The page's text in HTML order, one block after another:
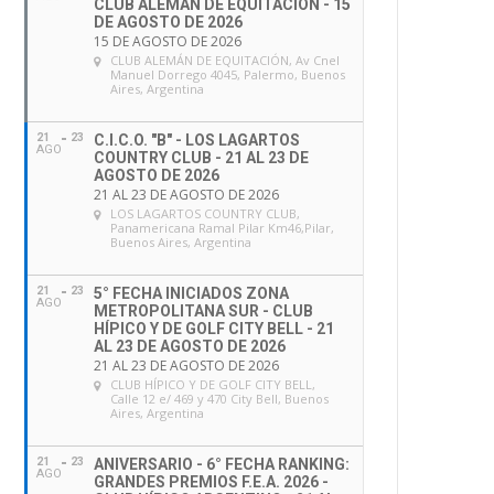
CLUB ALEMÁN DE EQUITACIÓN - 15
DE AGOSTO DE 2026
15 DE AGOSTO DE 2026
CLUB ALEMÁN DE EQUITACIÓN, Av Cnel
Manuel Dorrego 4045, Palermo, Buenos
Aires, Argentina
21
AGO
23
C.I.C.O. "B" - LOS LAGARTOS
COUNTRY CLUB - 21 AL 23 DE
AGOSTO DE 2026
21 AL 23 DE AGOSTO DE 2026
LOS LAGARTOS COUNTRY CLUB,
Panamericana Ramal Pilar Km46,Pilar,
Buenos Aires, Argentina
21
AGO
23
5° FECHA INICIADOS ZONA
METROPOLITANA SUR - CLUB
HÍPICO Y DE GOLF CITY BELL - 21
AL 23 DE AGOSTO DE 2026
21 AL 23 DE AGOSTO DE 2026
CLUB HÍPICO Y DE GOLF CITY BELL,
Calle 12 e/ 469 y 470 City Bell, Buenos
Aires, Argentina
21
AGO
23
ANIVERSARIO - 6° FECHA RANKING:
GRANDES PREMIOS F.E.A. 2026 -